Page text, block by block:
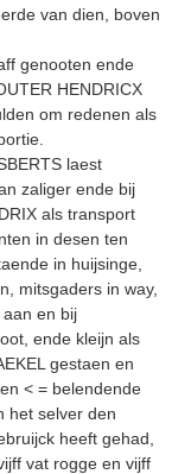
van dien, boven
genooten ende
HENDRICX
om redenen als
laest
zaliger ende bij
als transport
in desen ten
in huijsinge,
mitsgaders in way,
en bij
ende kleijn als
gestaen en
< = belendende
het selver den
heeft gehad,
vat rogge en vijff